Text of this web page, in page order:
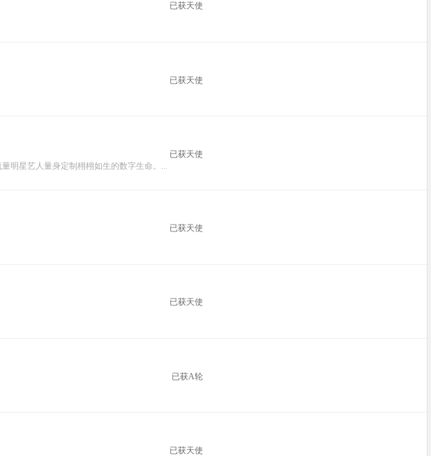
已获天使
已获天使
已获天使
明星艺人量身定制栩栩如生的数字生命。...
已获天使
已获天使
已获A轮
已获天使